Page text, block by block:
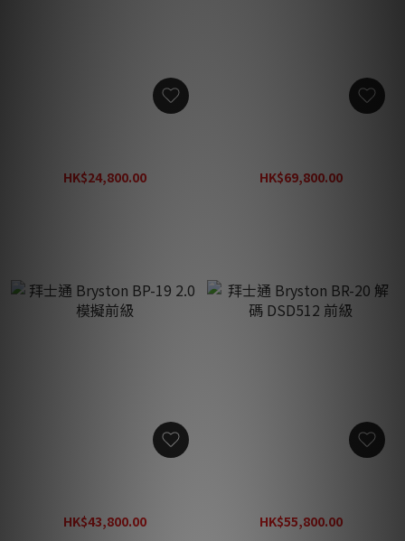
HK$24,800.00
HK$69,800.00
HK$43,800.00
HK$55,800.00